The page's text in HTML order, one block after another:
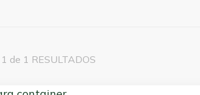
de 1 RESULTADOS